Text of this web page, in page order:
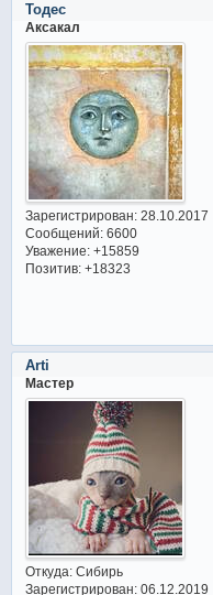
Тодес
Аксакал
Зарегистрирован: 28.10.2017
Сообщений:6600
Уважение: +15859
Позитив: +18323
Arti
Мастер
Откуда:Сибирь
Зарегистрирован: 06.12.2019